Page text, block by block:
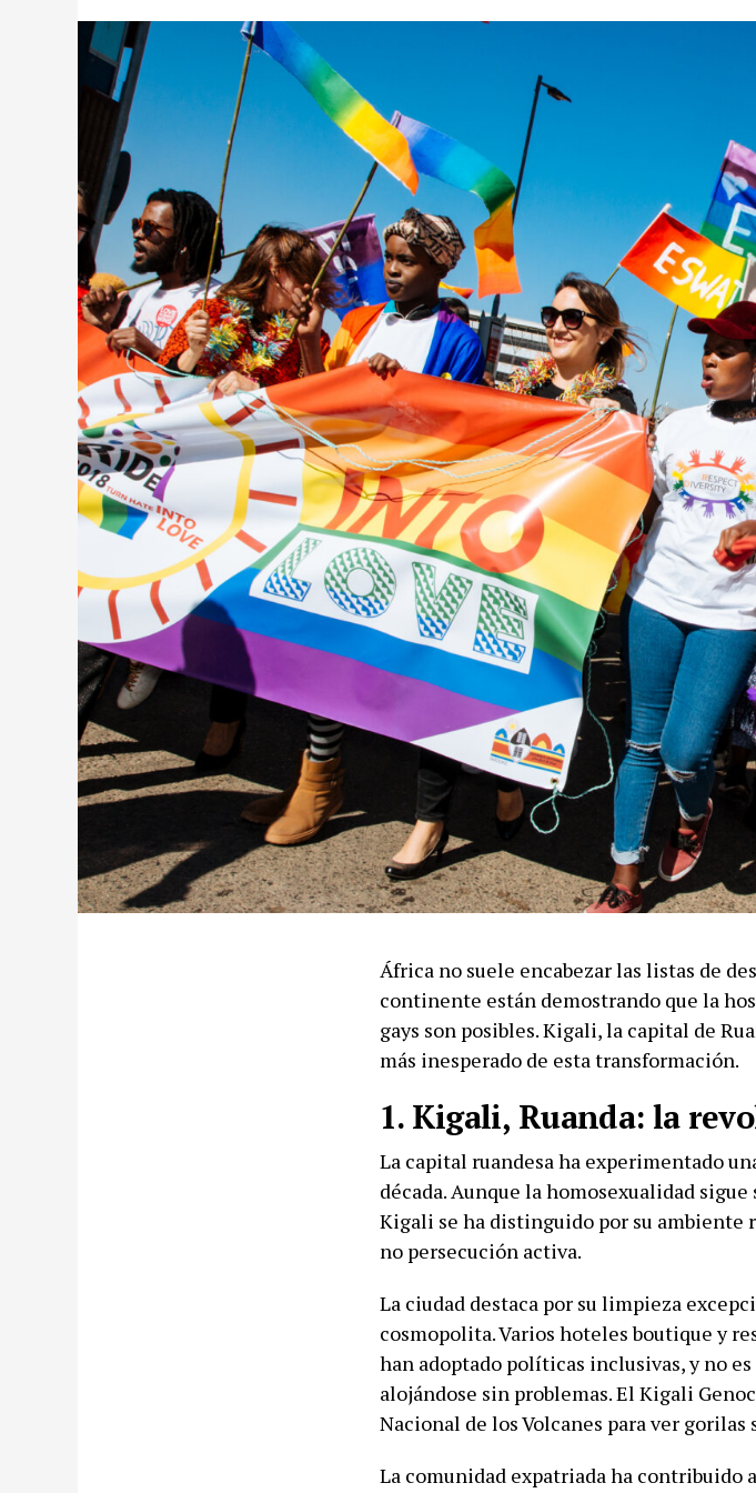
África no suele encabezar las listas de
continente están demostrando que la
gays son posibles. Kigali, la capital de
más inesperado de esta transformación.
1. Kigali, Ruanda: la
La capital ruandesa ha experimentado
década. Aunque la homosexualidad
Kigali se ha distinguido por su
no persecución activa.
La ciudad destaca por su limpieza
cosmopolita. Varios hoteles boutique y
han adoptado políticas inclusivas, y no
alojándose sin problemas. El Kigali
Nacional de los Volcanes para ver
La comunidad expatriada ha contribuido